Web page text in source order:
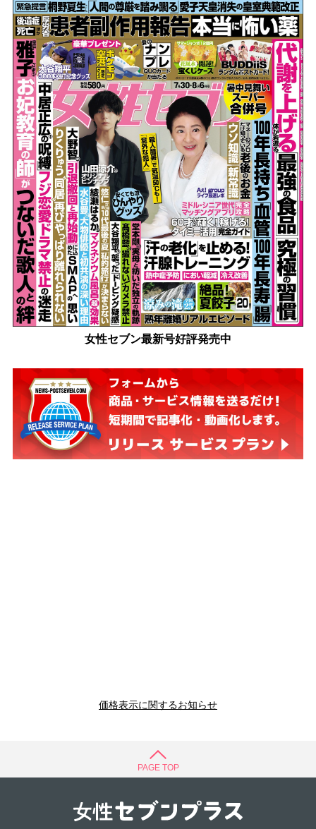
女性セブン最新号好評発売中
価格表示に関するお知らせ
PAGE TOP